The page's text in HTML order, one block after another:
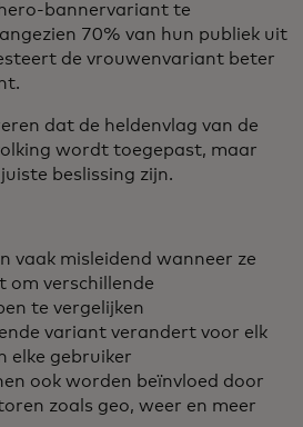
bannervariant te
70% van hun publiek uit
de vrouwenvariant beter
dat de heldenvlag van de
wordt toegepast, maar
beslissing zijn.
vaak misleidend wanneer ze
om verschillende
te vergelijken
variant verandert voor elk
elke gebruiker
ook worden beïnvloed door
zoals geo, weer en meer